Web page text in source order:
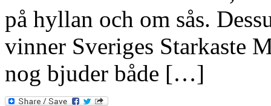
på hyllan och om sås.
vinner Sveriges Starkaste
nog bjuder både […]